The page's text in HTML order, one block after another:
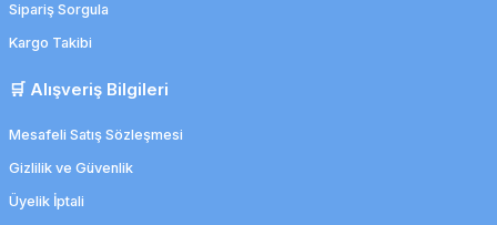
Sipariş Sorgula
Kargo Takibi
🛒 Alışveriş Bilgileri
Mesafeli Satış Sözleşmesi
Gizlilik ve Güvenlik
Üyelik İptali